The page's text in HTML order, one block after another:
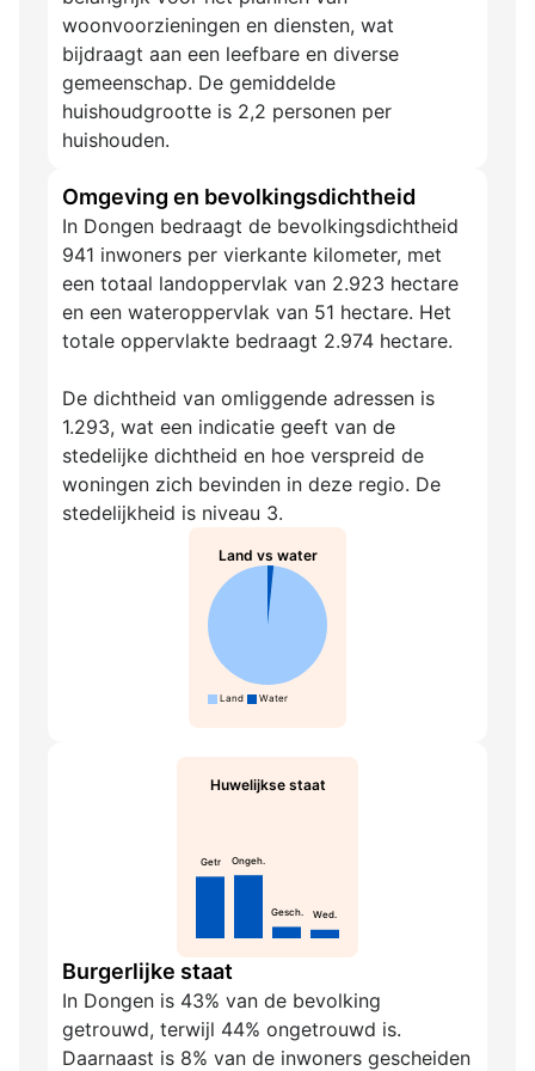
woonvoorzieningen en diensten, wat
bijdraagt aan een leefbare en diverse
gemeenschap. De gemiddelde
huishoudgrootte is 2,2 personen per
huishouden.
Omgeving en bevolkingsdichtheid
In Dongen bedraagt de bevolkingsdichtheid
941 inwoners per vierkante kilometer, met
een totaal landoppervlak van 2.923 hectare
en een wateroppervlak van 51 hectare. Het
totale oppervlakte bedraagt 2.974 hectare.
De dichtheid van omliggende adressen is
1.293, wat een indicatie geeft van de
stedelijke dichtheid en hoe verspreid de
woningen zich bevinden in deze regio. De
stedelijkheid is niveau 3.
Land vs water
Land Water
Huwelijkse staat
Getr Ongeh.
Gesch. Wed.
Burgerlijke staat
In Dongen is 43% van de bevolking
getrouwd, terwijl 44% ongetrouwd is.
Daarnaast is 8% van de inwoners gescheiden